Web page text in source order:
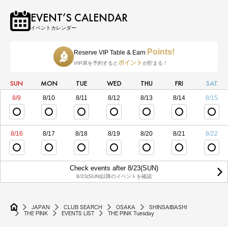
EVENT’S CALENDAR
イベントカレンダー
Reserve VIP Table & Earn Points!
VIP席を予約すると ポイント が貯まる！
SUN MON TUE WED THU FRI SAT
8/9 8/10 8/11 8/12 8/13 8/14 8/15
8/16 8/17 8/18 8/19 8/20 8/21 8/22
Check events after 8/23(SUN)
8/23(SUN)以降のイベントを確認
JAPAN CLUB SEARCH OSAKA
SHINSAIBASHI
THE PINK
EVENTS LIST THE PINK Tuesday